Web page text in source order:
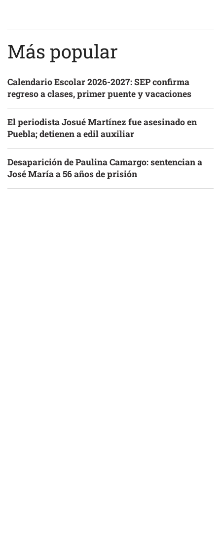
Más popular
Calendario Escolar 2026-2027: SEP confirma
regreso a clases, primer puente y vacaciones
El periodista Josué Martínez fue asesinado en
Puebla; detienen a edil auxiliar
Desaparición de Paulina Camargo: sentencian a
José María a 56 años de prisión